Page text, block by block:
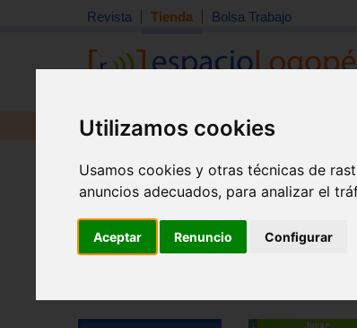
Utilizamos cookies
Usamos cookies y otras técnicas de
anuncios adecuados, para analizar el
Aceptar Renuncio Configurar
Revista Tienda Bolsa Trabajo
Revista Libros Material